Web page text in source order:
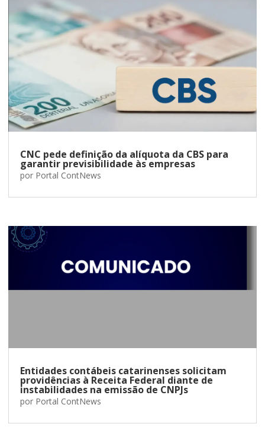
CNC pede definição da alíquota da CBS para
garantir previsibilidade às empresas
por Portal ContNews
Entidades contábeis catarinenses solicitam
providências à Receita Federal diante de
instabilidades na emissão de CNPJs
por Portal ContNews